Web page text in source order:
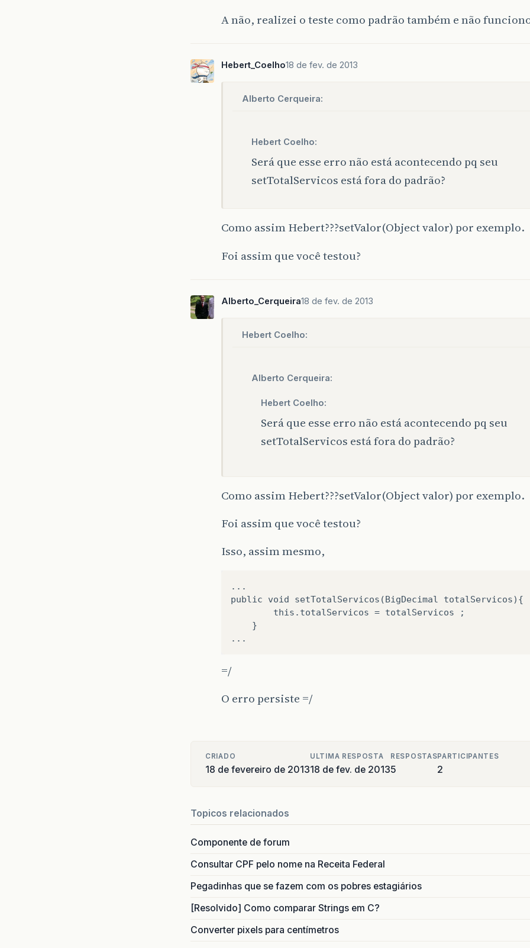
A não, realizei o teste como padrão também e não
Hebert_Coelho18 de fev. de 2013
Alberto Cerqueira:
Hebert Coelho:
Será que esse erro não está acontecendo pq seu
setTotalServicos está fora do padrão?
Como assim Hebert???setValor(Object valor) por exemplo.
Foi assim que você testou?
Alberto_Cerqueira18 de fev. de 2013
Hebert Coelho:
Alberto Cerqueira:
Hebert Coelho:
Será que esse erro não está acontecendo pq seu
setTotalServicos está fora do padrão?
Como assim Hebert???setValor(Object valor) por exemplo.
Foi assim que você testou?
Isso, assim mesmo,
...
public void setTotalServicos(BigDecimal totalServicos){
=/
O erro persiste =/
CRIADO
18 de fevereiro de 2013
ULTIMA RESPOSTA
18 de fev. de 2013
RESPOSTAS
5
PARTICIPANTES
2
Topicos relacionados
Componente de forum
Consultar CPF pelo nome na Receita Federal
Pegadinhas que se fazem com os pobres estagiários
[Resolvido] Como comparar Strings em C?
Converter pixels para centímetros